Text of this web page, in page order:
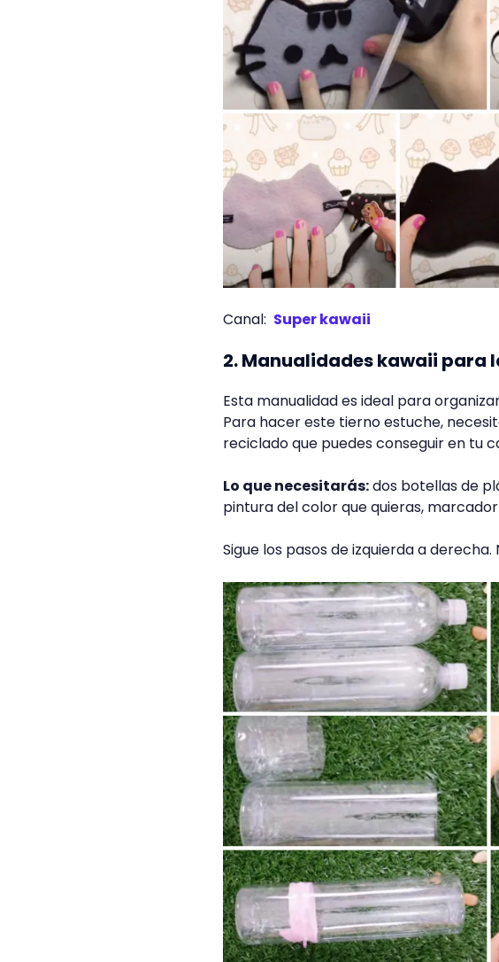
Canal: Super kawaii
2. Manualidades kawaii para
Esta manualidad es ideal para
Para hacer este tierno estuche,
reciclado que puedes conseguir en tu
Lo que necesitarás:dos botellas de
pintura del color que quieras,
Sigue los pasos de izquierda a